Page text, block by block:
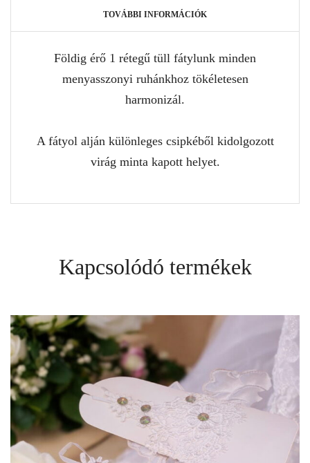
TOVÁBBI INFORMÁCIÓK
Földig érő 1 rétegű tüll fátylunk minden
menyasszonyi ruhánkhoz tökéletesen
harmonizál.
A fátyol alján különleges csipkéből kidolgozott
virág minta kapott helyet.
Kapcsolódó termékek